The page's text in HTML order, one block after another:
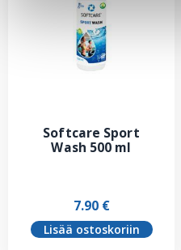
Softcare Sport
Wash 500 ml
7.90 €
Lisää ostoskoriin